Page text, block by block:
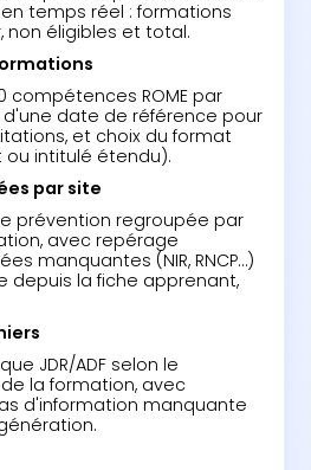
temps réel : formations
non éligibles et total.
compétences ROME par
date de référence pour
et choix du format
intitulé étendu).
par site‍
prévention regroupée par
avec repérage
manquantes (NIR, RNCP…)
depuis la fiche apprenant,
JDR/ADF selon le
la formation, avec
d'information manquante